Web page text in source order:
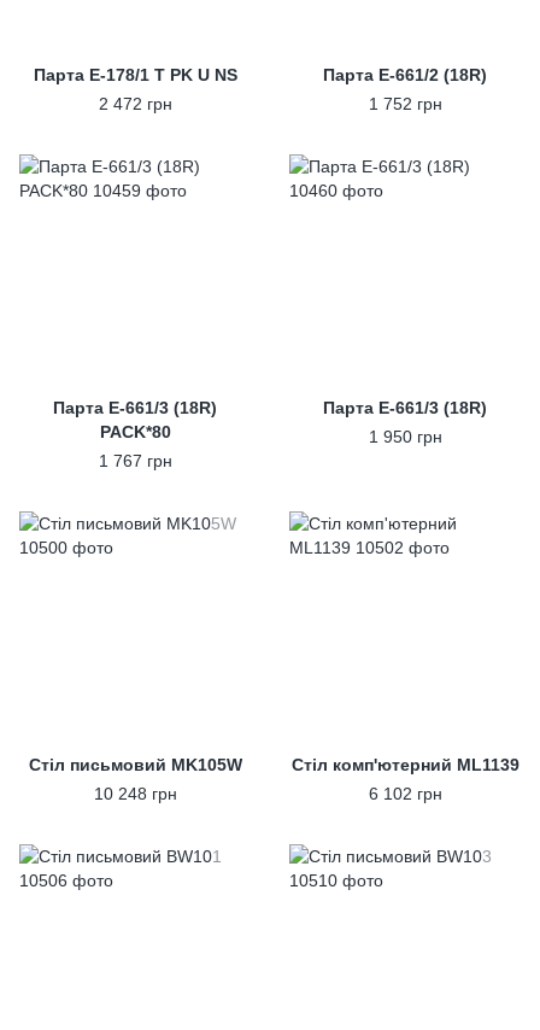
Парта E-178/1 T PK U NS
2 472 грн
Парта E-661/2 (18R)
1 752 грн
Парта E-661/3 (18R)
PACK*80
1 767 грн
Парта E-661/3 (18R)
1 950 грн
Стіл письмовий MK105W
10 248 грн
Стіл комп'ютерний ML1139
6 102 грн